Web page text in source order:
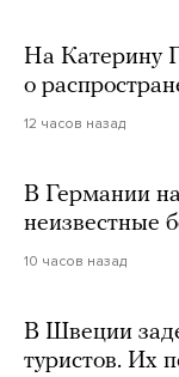
На Катерину
о
12 часов назад
В Германии
неизвестные
10 часов назад
В Швеции
туристов. Их